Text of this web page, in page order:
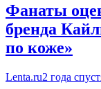
Фанаты
бренда
по коже»
Lenta.ru2 года